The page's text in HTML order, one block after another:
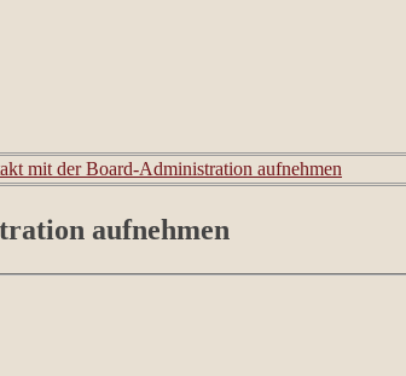
mit der Board-Administration aufnehmen
aufnehmen